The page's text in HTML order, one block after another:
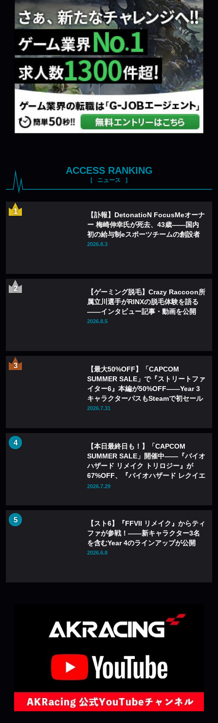
ACCESS RANKING
ニュース
【訃報】DetonatioN FocusMeオーナ
ー 梅崎伸幸氏が死去、43歳——国内
初の給与制eスポーツチームの創設者
2026.8.3
【ゲーミング脱毛】Crazy Raccoon所
属立川選手がRINXの脱毛体験を語る
——インタビュー記事・動画を公開
2026.8.5
【最大50%OFF】「CAPCOM
SUMMER SALE」で『ストリートファ
イター6』本編が50%OFF——Year 3
キャラクターパスもSteamで初セール
2026.7.31
【本日最終日も！】「CAPCOM
SUMMER SALE」開催中——『バイオ
ハザード リメイク トリロジー』が
67%OFF、『バイオハザード レクイエ
ム』も20%OFFに
2026.7.29
【スト6】『FFVII リメイク』からティ
ファが参戦！――新キャラクター3名
を含むYear 4のラインアップが公開
2026.6.8